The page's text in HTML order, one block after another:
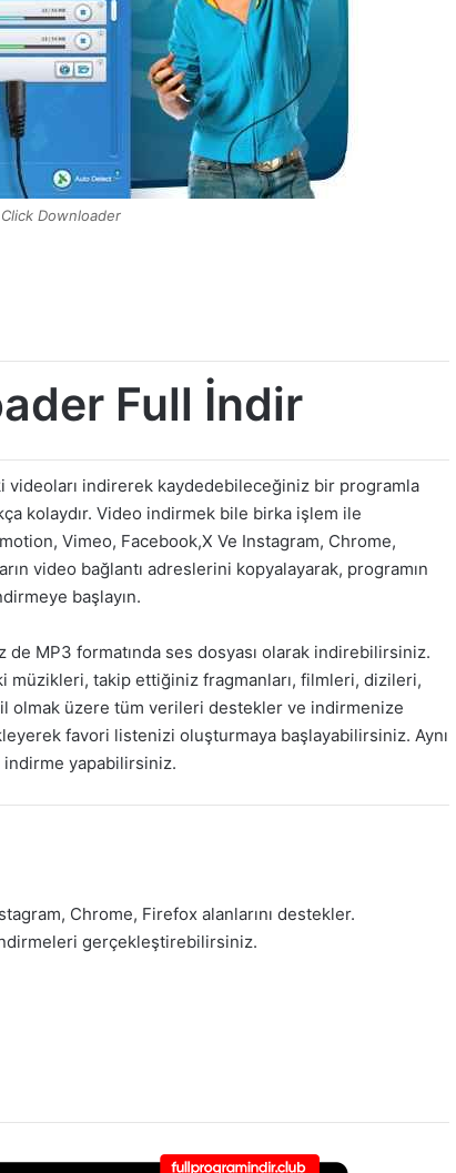
Downloader
Full İndir
indirerek kaydedebileceğiniz bir programla
kolaydır. Video indirmek bile birka işlem ile
Vimeo, Facebook,X Ve Instagram, Chrome,
video bağlantı adreslerini kopyalayarak, programın
başlayın.
MP3 formatında ses dosyası olarak indirebilirsiniz.
müzikleri, takip ettiğiniz fragmanları, filmleri, dizileri,
olmak üzere tüm verileri destekler ve indirmenize
favori listenizi oluşturmaya başlayabilirsiniz. Aynı
yapabilirsiniz.
Chrome, Firefox alanlarını destekler.
indirmeleri gerçekleştirebilirsiniz.